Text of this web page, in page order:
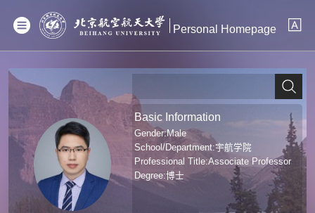
Personal Homepage
Basic Information
Gender:Male
School/Department:宇航学院
Professional Title:Associate Professor
Degree:博士